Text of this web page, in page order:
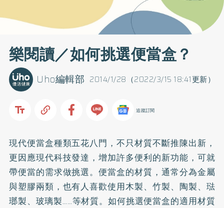
樂閱讀／如何挑選便當盒？
2014/1/28（2022/3/15 18:41更新）
Uho編輯部
追蹤訂閱
現代便當盒種類五花八門，不只材質不斷推陳出新，
更因應現代科技發達，增加許多便利的新功能，可就
帶便當的需求做挑選。便當盒的材質，通常分為金屬
與塑膠兩類，也有人喜歡使用木製、竹製、陶製、琺
瑯製、玻璃製……等材質。如何挑選便當盒的適用材質